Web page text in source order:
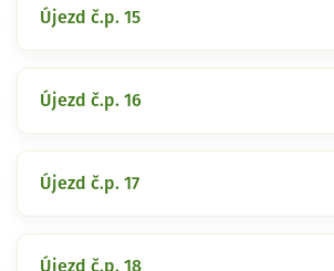
Újezd č.p. 15
Újezd č.p. 16
Újezd č.p. 17
Újezd č.p. 18